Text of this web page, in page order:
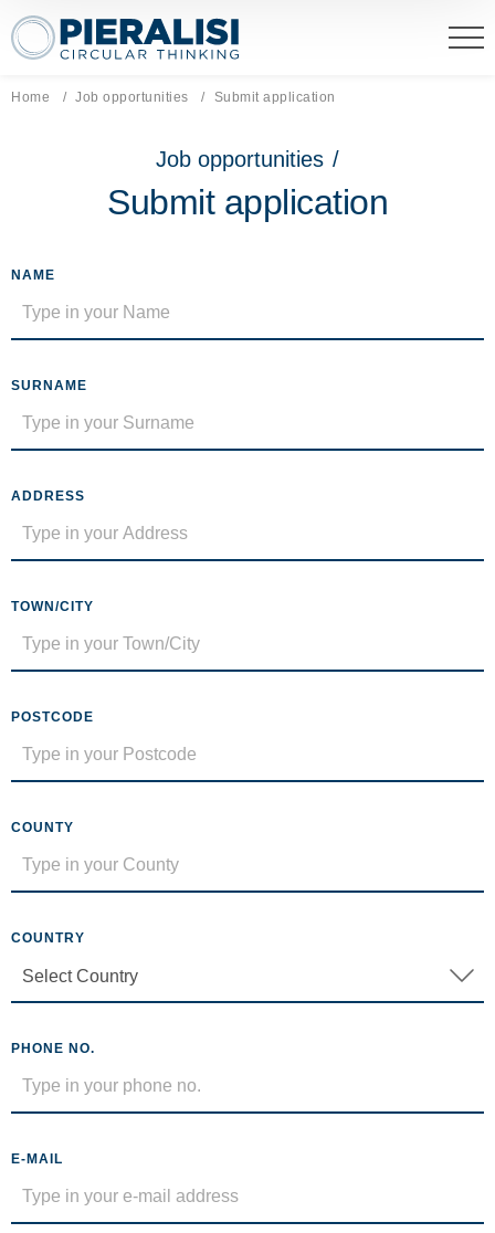
Pieralisi Maip Spa
Home Job opportunities Current page:
Submit application
Job opportunities /
Submit application
NAME
SURNAME
ADDRESS
TOWN/CITY
POSTCODE
COUNTY
COUNTRY
PHONE NO.
E-MAIL